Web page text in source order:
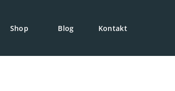
Shop Blog Kontakt